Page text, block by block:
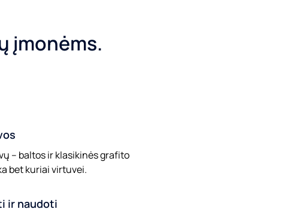
įmonėms.
– baltos ir klasikinės grafito
bet kuriai virtuvei.
ir naudoti